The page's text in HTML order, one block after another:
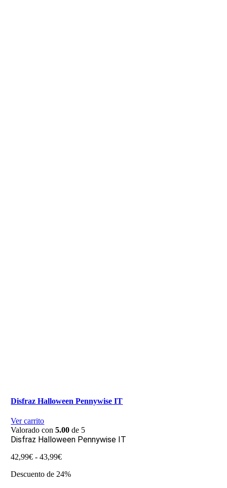
Disfraz Halloween Pennywise IT
Ver carrito
Valorado con5.00 de 5
Disfraz Halloween Pennywise IT
42,99€ - 43,99€Rango
precios:
Descuento de 24%